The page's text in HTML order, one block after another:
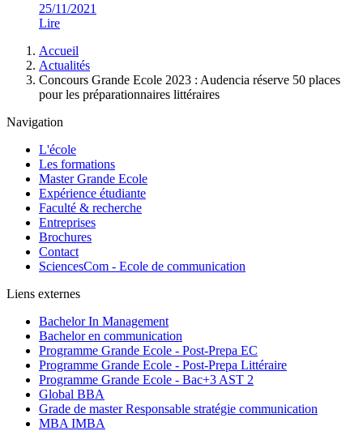
25/11/2021
Lire
d'Ariane
Accueil
Actualités
Concours Grande Ecole 2023 : Audencia réserve 50 places
pour les préparationnaires littéraires
Navigation
L'école
Les formations
Master Grande Ecole
Expérience étudiante
Faculté & recherche
Entreprises
Brochures
Contact
SciencesCom - Ecole de communication
Liens externes
Bachelor In Management
Bachelor en communication
Programme Grande Ecole - Post-Prepa EC
Programme Grande Ecole - Post-Prepa Littéraire
Programme Grande Ecole - Bac+3 AST 2
Global BBA
Grade de master Responsable stratégie communication
MBA IMBA